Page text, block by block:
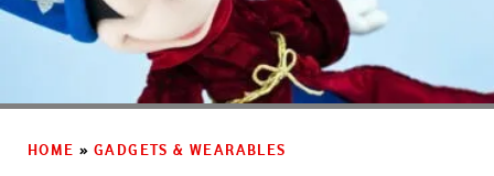
HOME » GADGETS & WEARABLES